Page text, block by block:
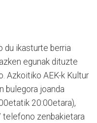
du ikasturte berria
egunak dituzte
Azkoitiko AEK-k Kultur
bulegora joanda
20:00etara),
zenbakietara